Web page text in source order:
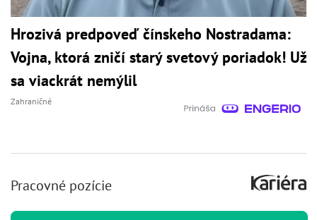
Hrozivá predpoveď čínskeho Nostradama:
Vojna, ktorá zničí starý svetový poriadok! Už
sa viackrát nemýlil
Zahraničné
Pracovné pozície